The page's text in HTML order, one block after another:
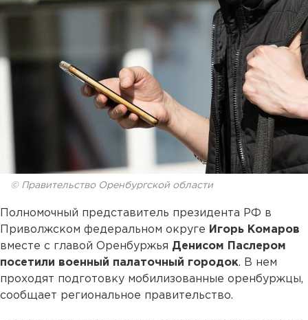
© Правительство Оренбургской области
Полномочный представитель президента РФ в
Приволжском федеральном округе Игорь Комаров
вместе с главой Оренбуржья Денисом Паслером
посетили военный палаточный городок. В нем
проходят подготовку мобилизованные оренбуржцы,
сообщает региональное правительство.